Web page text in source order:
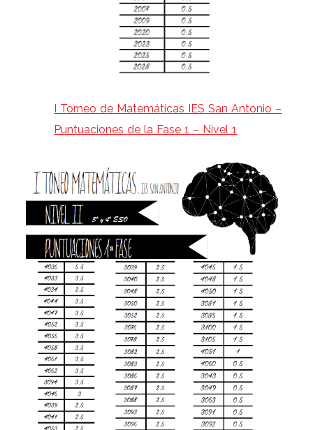
I Torneo de Matemáticas IES San Antonio –
Puntuaciones de la Fase 1 – Nivel 1